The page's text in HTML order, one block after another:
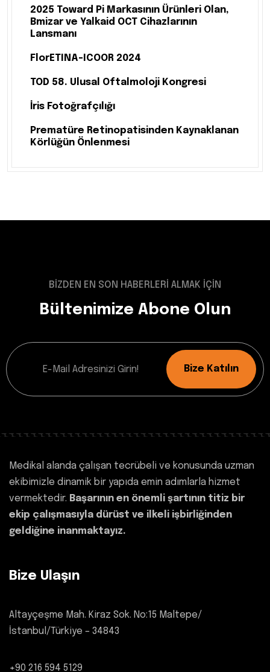
2025 Toward Pi Markasının Ürünleri Olan,
Bmizar ve Yalkaid OCT Cihazlarının
Lansmanı
FlorETINA-ICOOR 2024
TOD 58. Ulusal Oftalmoloji Kongresi
İris Fotoğrafçılığı
Prematüre Retinopatisinden Kaynaklanan
Körlüğün Önlenmesi
BİZDEN EN SON HABERLERİ ALMAK İÇİN
Bültenimize Abone Olun
Bize Katılın
Medikal alanda çalışan tecrübeli ve konusunda uzman
ekibimizle dinamik bir yapıda emin adımlarla hizmet
vermektedir. Başarının en önemli şartının titiz bir
ekip çalışmasıyla dürüst ve ilkeli işbirliğinden
geldiğine inanmaktayız.
Bize Ulaşın
Altayçeşme Mah. Kiraz Sok. No:15 Maltepe/
İstanbul/Türkiye – 34843
+90 216 594 5129